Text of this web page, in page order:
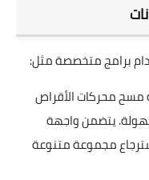
برامج متخصصة مثل:
مسح محركات الأقراص
يتضمن واجهة
مجموعة متنوعة